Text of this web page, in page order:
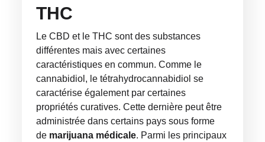
THC
Le CBD et le THC sont des substances
différentes mais avec certaines
caractéristiques en commun. Comme le
cannabidiol, le tétrahydrocannabidiol se
caractérise également par certaines
propriétés curatives. Cette dernière peut être
administrée dans certains pays sous forme
de marijuana médicale. Parmi les principaux